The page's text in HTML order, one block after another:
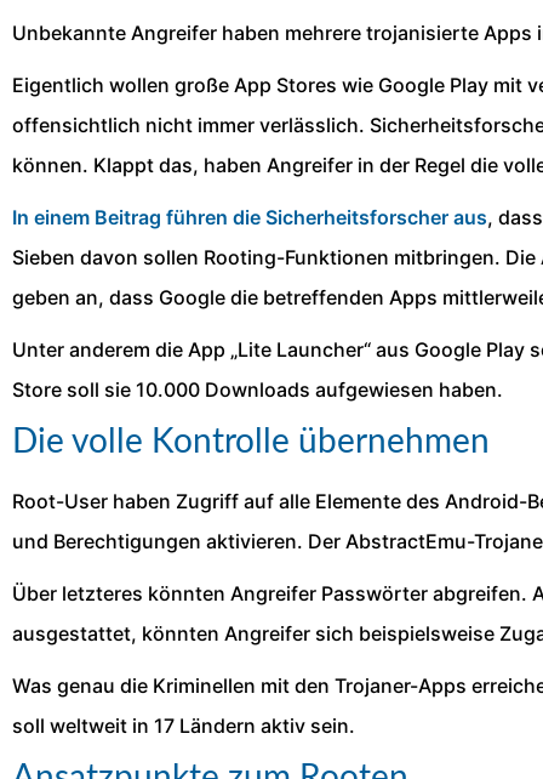
Unbekannte Angreifer haben mehrere trojanisierte
Eigentlich wollen große App Stores wie Google Play mit
offensichtlich nicht immer verlässlich.
können. Klappt das, haben Angreifer in der Regel die
In einem Beitrag führen die Sicherheitsforscher aus,
Sieben davon sollen Rooting-Funktionen mitbringen.
geben an, dass Google die betreffenden Apps
Unter anderem die App „Lite Launcher“ aus Google
Store soll sie 10.000 Downloads aufgewiesen haben.
Die volle Kontrolle übernehmen
Root-User haben Zugriff auf alle Elemente des
und Berechtigungen aktivieren. Der AbstractEmu-
Über letzteres könnten Angreifer Passwörter abgreifen.
ausgestattet, könnten Angreifer sich beispielsweise
Was genau die Kriminellen mit den Trojaner-Apps
soll weltweit in 17 Ländern aktiv sein.